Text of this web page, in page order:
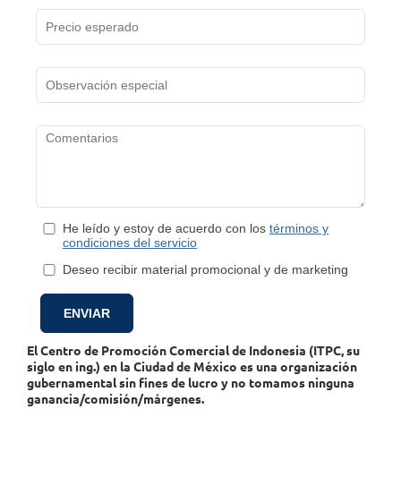
He leído y estoy de acuerdo con los términos y
condiciones del servicio
Deseo recibir material promocional y de marketing
El Centro de Promoción Comercial de Indonesia (ITPC, su
siglo en ing.) en la Ciudad de México es una organización
gubernamental sin fines de lucro y no tomamos ninguna
ganancia/comisión/márgenes.